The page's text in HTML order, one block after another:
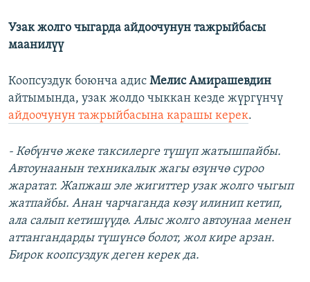
Узак жолго чыгарда айдоочунун тажрыйбасы
маанилүү
Коопсуздук боюнча адис Мелис Амирашевдин
айтымында, узак жолдо чыккан кезде жүргүнчү
айдоочунун тажрыйбасына карашы керек.
- Көбүнчө жеке таксилерге түшүп жатышпайбы.
Автоунаанын техникалык жагы өзүнчө суроо
жаратат. Жапжаш эле жигиттер узак жолго чыгып
жатпайбы. Анан чарчаганда көзү илинип кетип,
ала салып кетишүүдө. Алыс жолго автоунаа менен
аттангандарды түшүнсө болот, жол кире арзан.
Бирок коопсуздук деген керек да.